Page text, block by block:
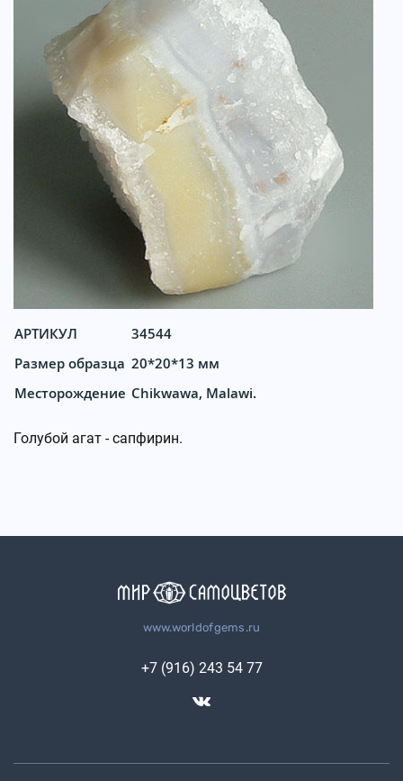
АРТИКУЛ
34544
Размер образца 20*20*13 мм
Месторождение Chikwawa, Malawi.
Голубой агат - сапфирин.
www.worldofgems.ru
+7 (916) 243 54 77